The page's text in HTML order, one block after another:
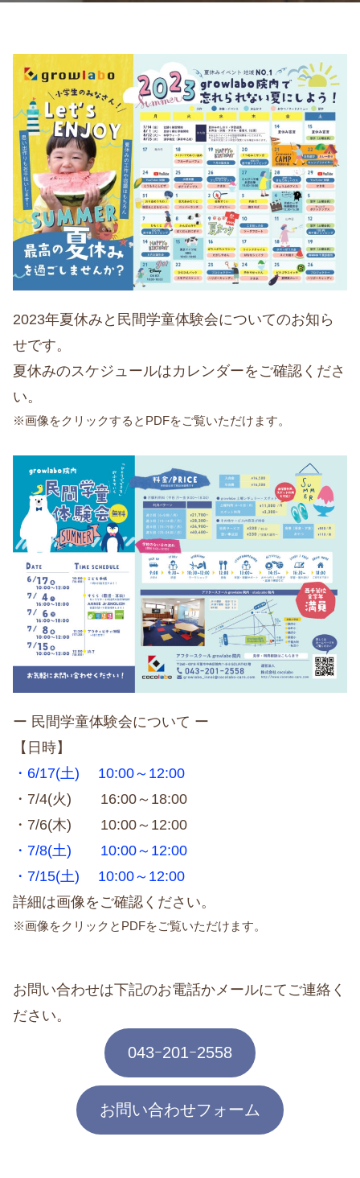
2023年夏休みと民間学童体験会についてのお知ら
せです。
夏休みのスケジュールはカレンダーをご確認くださ
い。
※画像をクリックするとPDFをご覧いただけます。
ー 民間学童体験会について ー
【日時】
・6/17(土) 10:00～12:00
・7/4(火) 16:00～18:00
・7/6(木) 10:00～12:00
・7/8(土) 10:00～12:00
・7/15(土) 10:00～12:00
詳細は画像をご確認ください。
※画像をクリックとPDFをご覧いただけます。
お問い合わせは下記のお電話かメールにてご連絡く
ださい。
043ｰ201ｰ2558
お問い合わせフォーム